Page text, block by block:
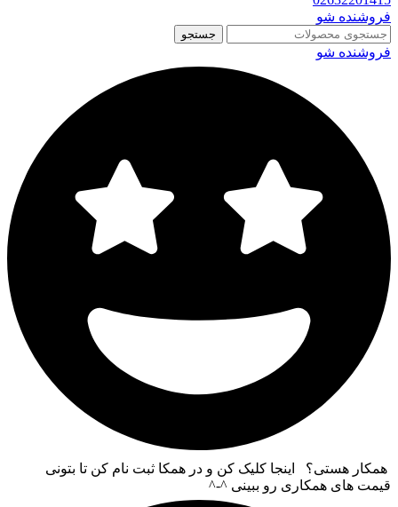
فروشنده شو
جستجو
فروشنده شو
همکار هستی؟ اینجا کلیک کن و در همکا ثبت نام کن تا بتونی
قیمت های همکاری رو ببینی ^-^